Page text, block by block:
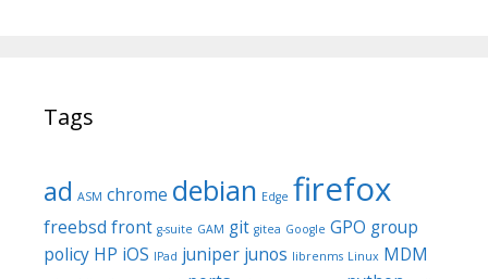
Tags
ad ASM chrome debian Edge firefox
freebsd front g-suite GAM git gitea Google GPO group
policy HP iOS IPad juniper junos librenms Linux MDM